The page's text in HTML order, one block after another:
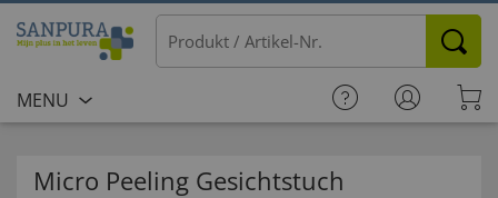
MENU
Micro Peeling Gesichtstuch